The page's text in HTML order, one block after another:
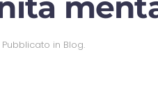
Pubblicato in Blog.